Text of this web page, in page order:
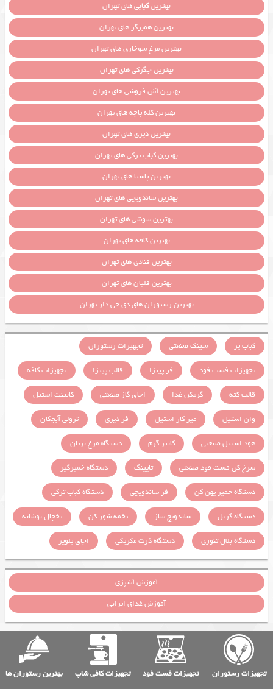
بهترینکبابیهای تهران
بهترین همبرگر های تهران
بهترین مرغ سوخاری های تهران
بهترین جگرکی های تهران
بهترین آش فروشی های تهران
بهترین کله پاچه های تهران
بهترین دیزی های تهران
بهترین کباب ترکی های تهران
بهترین پاستا های تهران
بهترین ساندویچی های تهران
بهترین سوشی های تهران
بهترین کافه های تهران
بهترین قنادی های تهران
بهترین قلیان های تهران
بهترین رستوران های دی جی دار تهران
کباب پز سینک صنعتی
تجهیزات رستوران
تجهیزات فست فود
فر پیتزا قالب پیتزا
تجهیزات کافه
قالب کته
گرمکن غذا اجاق گاز صنعتی
کابینت استیل
وان استیل
میز کار استیل فر دیزی
ترولی آبچکان
هود استیل صنعتی
کانتر گرم
دستگاه مرغ بریان
سرخ کن فست فود صنعتی
تاپینگ
دستگاه خمیرگیر
دستگاه خمیر پهن کن
فر ساندویچی
دستگاه کباب ترکی
دستگاه گریل
ساندویچ ساز تخمه شور کن
یخچال نوشابه
دستگاه بلال تنوری
دستگاه ذرت مکزیکی اجاق پلوپز
آموزش آشپزی
آموزش غذای ایرانی
تجهیزات رستوران تجهیزات فست فود تجهیزات کافی شاپ بهترین رستوران ها